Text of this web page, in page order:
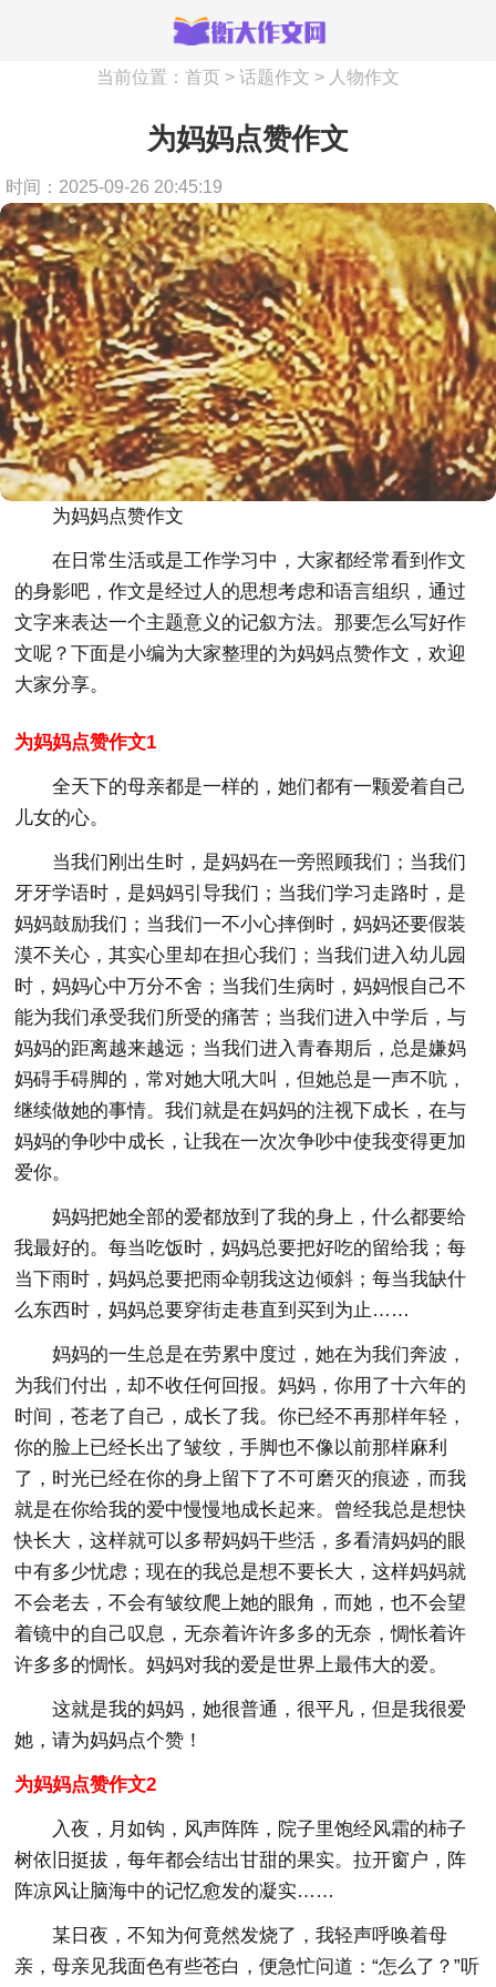
当前位置： 首页 > 话题作文 > 人物作文
为妈妈点赞作文
时间：2025-09-26 20:45:19
为妈妈点赞作文
在日常生活或是工作学习中，大家都经常看到作文
的身影吧，作文是经过人的思想考虑和语言组织，通过
文字来表达一个主题意义的记叙方法。那要怎么写好作
文呢？下面是小编为大家整理的为妈妈点赞作文，欢迎
大家分享。
为妈妈点赞作文1
全天下的母亲都是一样的，她们都有一颗爱着自己
儿女的心。
当我们刚出生时，是妈妈在一旁照顾我们；当我们
牙牙学语时，是妈妈引导我们；当我们学习走路时，是
妈妈鼓励我们；当我们一不小心摔倒时，妈妈还要假装
漠不关心，其实心里却在担心我们；当我们进入幼儿园
时，妈妈心中万分不舍；当我们生病时，妈妈恨自己不
能为我们承受我们所受的痛苦；当我们进入中学后，与
妈妈的距离越来越远；当我们进入青春期后，总是嫌妈
妈碍手碍脚的，常对她大吼大叫，但她总是一声不吭，
继续做她的事情。我们就是在妈妈的注视下成长，在与
妈妈的争吵中成长，让我在一次次争吵中使我变得更加
爱你。
妈妈把她全部的爱都放到了我的身上，什么都要给
我最好的。每当吃饭时，妈妈总要把好吃的留给我；每
当下雨时，妈妈总要把雨伞朝我这边倾斜；每当我缺什
么东西时，妈妈总要穿街走巷直到买到为止……
妈妈的一生总是在劳累中度过，她在为我们奔波，
为我们付出，却不收任何回报。妈妈，你用了十六年的
时间，苍老了自己，成长了我。你已经不再那样年轻，
你的脸上已经长出了皱纹，手脚也不像以前那样麻利
了，时光已经在你的身上留下了不可磨灭的痕迹，而我
就是在你给我的爱中慢慢地成长起来。曾经我总是想快
快长大，这样就可以多帮妈妈干些活，多看清妈妈的眼
中有多少忧虑；现在的我总是想不要长大，这样妈妈就
不会老去，不会有皱纹爬上她的眼角，而她，也不会望
着镜中的自己叹息，无奈着许许多多的无奈，惆怅着许
许多多的惆怅。妈妈对我的爱是世界上最伟大的爱。
这就是我的妈妈，她很普通，很平凡，但是我很爱
她，请为妈妈点个赞！
为妈妈点赞作文2
入夜，月如钩，风声阵阵，院子里饱经风霜的柿子
树依旧挺拔，每年都会结出甘甜的果实。拉开窗户，阵
阵凉风让脑海中的记忆愈发的凝实……
某日夜，不知为何竟然发烧了，我轻声呼唤着母
亲，母亲见我面色有些苍白，便急忙问道：“怎么了？”听